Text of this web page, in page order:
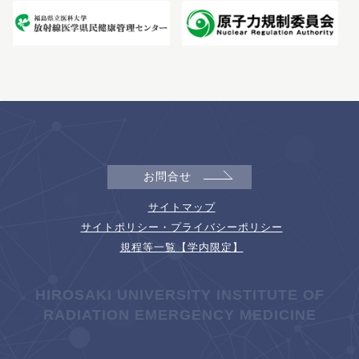
お問合せ
サイトマップ
サイトポリシー・プライバシーポリシー
規程等一覧【学内限定】
HIROSAKI UNIVERSITY INSTITUTE OF
RADIATION EMERGENCY MEDICINE